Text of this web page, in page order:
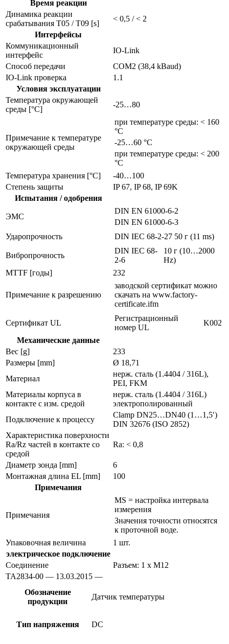
Время реакции
Динамика реакции
срабатывания T05 / T09 [s]
< 0,5 / < 2
Интерфейсы
Коммуникационный
интерфейс
IO-Link
Способ передачи
COM2 (38,4 kBaud)
IO-Link проверка
1.1
Условия эксплуатации
Температура окружающей
среды [°C]
-25…80
Примечание к температуре
окружающей среды
при температуре среды: < 160
°C
-25…60 °C
при температуре среды: < 200
°C
Температура хранения [°C]
-40…100
Степень защиты
IP 67, IP 68, IP 69K
Испытания / одобрения
ЭMC
DIN EN 61000-6-2
DIN EN 61000-6-3
Ударопрочность
DIN IEC 68-2-27 50 г (11 ms)
Вибропрочность
DIN IEC 68-
2-6
10 г (10…2000
Hz)
MTTF [годы]
232
Примечание к разрешению
заводской сертификат можно
скачать на www.factory-
certificate.ifm
Сертификат UL
Регистрационный
номер UL
K002
Механические данные
Вес [g]
233
Размеры [mm]
Ø 18,71
Материал
нерж. сталь (1.4404 / 316L),
PEI, FKM
Материалы корпуса в
контакте с изм. средой
нерж. сталь (1.4404 / 316L)
электрополированный
Подключение к процессу
Clamp DN25…DN40 (1…1,5′)
DIN 32676 (ISO 2852)
Характеристика поверхности
Ra/Rz частей в контакте со
средой
Ra: < 0,8
Диаметр зонда [mm]
6
Монтажная длина EL [mm]
100
Примечания
Примечания
MS = настройка интервала
измерения
Значения точности относятся
к проточной воде.
Упаковочная величина
1 шт.
электрическое подключение
Соединение
Разъем: 1 x M12
TA2834-00 — 13.03.2015 —
Обозначение
продукции
Датчик температуры
Тип напряжения DC